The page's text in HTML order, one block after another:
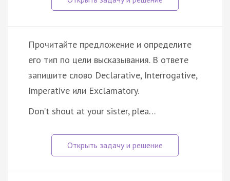
Прочитайте предложение и определите
его тип по цели высказывания. В ответе
запишите слово Declarative, Interrogative,
Imperative или Exclamatory.
Don’t shout at your sister, plea…